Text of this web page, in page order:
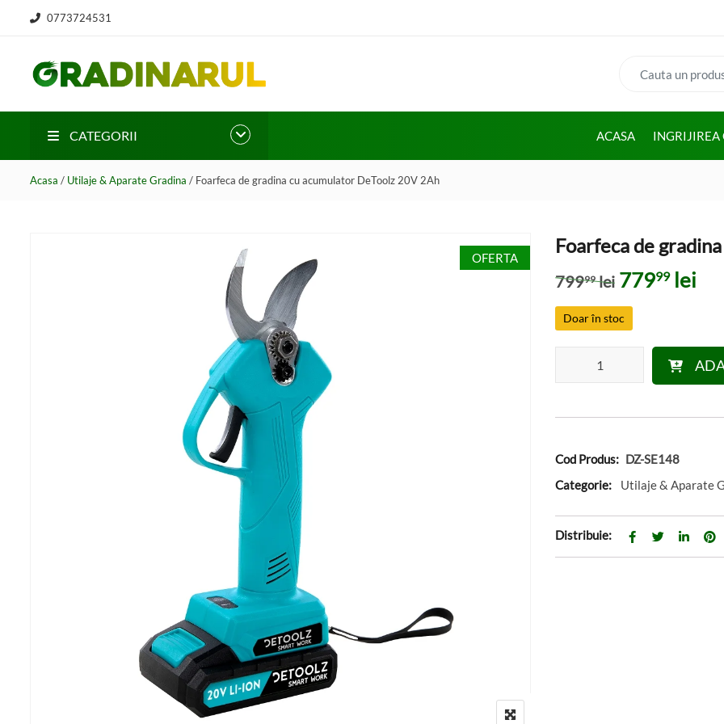
0773724531
CATEGORII ACASA INGRIJIREA
Acasa / Utilaje & Aparate Gradina / Foarfeca de gradina cu acumulator DeToolz 20V 2Ah
OFERTA
Foarfeca de
79999 lei Prețul
77999 lei
Doar în stoc
Cantitate Foarfeca de gradina
Cod Produs: DZ-SE148
Categorie:
Utilaje & Aparate
Distribuie: